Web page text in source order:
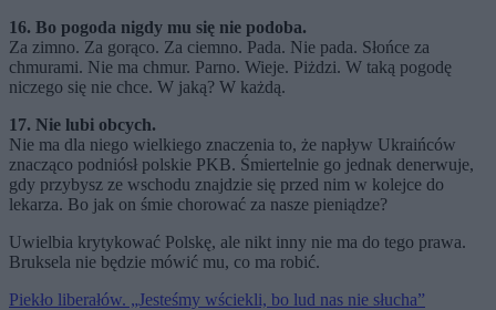
16. Bo pogoda nigdy mu się nie podoba.
Za zimno. Za gorąco. Za ciemno. Pada. Nie pada. Słońce za
chmurami. Nie ma chmur. Parno. Wieje. Piżdzi. W taką pogodę
niczego się nie chce. W jaką? W każdą.
17. Nie lubi obcych.
Nie ma dla niego wielkiego znaczenia to, że napływ Ukraińców
znacząco podniósł polskie PKB. Śmiertelnie go jednak denerwuje,
gdy przybysz ze wschodu znajdzie się przed nim w kolejce do
lekarza. Bo jak on śmie chorować za nasze pieniądze?
Uwielbia krytykować Polskę, ale nikt inny nie ma do tego prawa.
Bruksela nie będzie mówić mu, co ma robić.
Piekło liberałów. „Jesteśmy wściekli, bo lud nas nie słucha”